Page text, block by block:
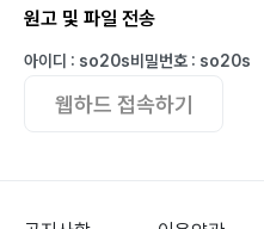
원고 및 파일 전송
아이디 : so20s비밀번호 : so20s
웹하드 접속하기